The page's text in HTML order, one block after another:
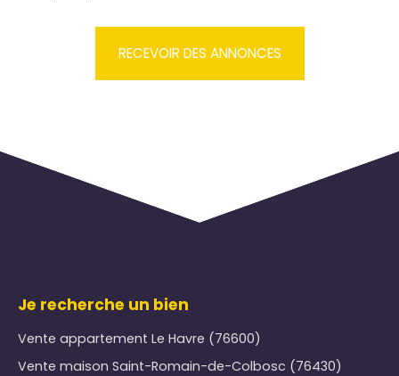
RECEVOIR DES ANNONCES
Je recherche un bien
Vente appartement Le Havre (76600)
Vente maison Saint-Romain-de-Colbosc (76430)